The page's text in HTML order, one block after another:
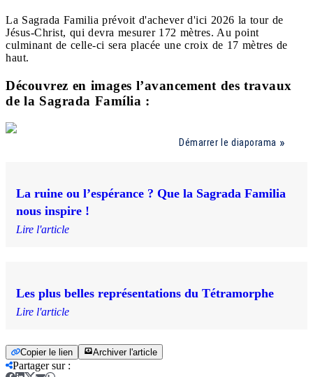
La Sagrada Familia prévoit d'achever d'ici 2026 la tour de
Jésus-Christ, qui devra mesurer 172 mètres. Au point
culminant de celle-ci sera placée une croix de 17 mètres de
haut.
Découvrez en images l’avancement des travaux
de la Sagrada Família :
Démarrer le diaporama
La ruine ou l’espérance ? Que la Sagrada Familia
nous inspire !
Lire l'article
Les plus belles représentations du Tétramorphe
Lire l'article
Copier le lien Archiver l'article
Partager sur: